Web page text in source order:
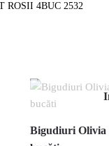
ROSII 4BUC 2532
Bigudiuri Olivia